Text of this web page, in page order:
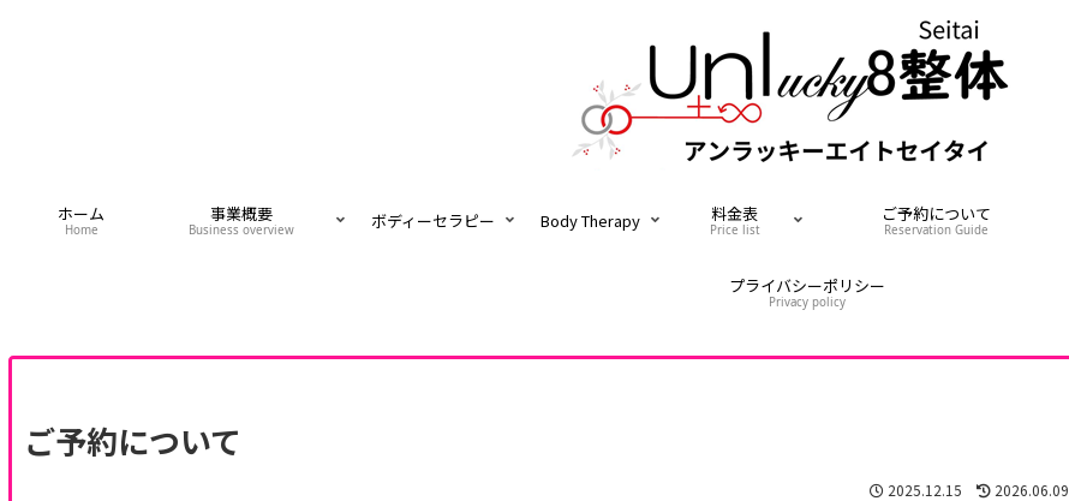
ホーム
Home
事業概要
Business overview ボディーセラピー Body Therapy 料金表
Price list
ご予約について
Reservation Guide
プライバシーポリシー
Privacy policy
ご予約について
2025.12.15 2026.06.09